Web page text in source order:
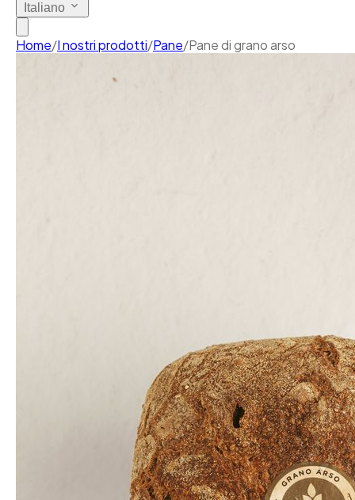
Italiano
Home/I nostri prodotti/Pane/Pane di grano arso